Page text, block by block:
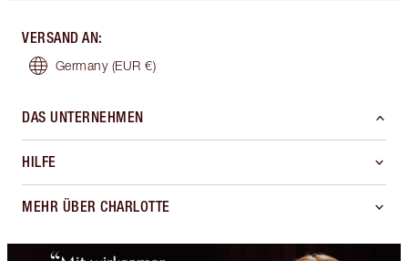
VERSAND AN:
Germany (EUR €)
DAS UNTERNEHMEN
HILFE
MEHR ÜBER CHARLOTTE